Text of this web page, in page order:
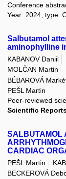
Conference
Year: 2024, type:
Salbutamol
aminophylline
KABANOV Daniil
MOLČAN Martin
BÉBAROVÁ
PEŠL Martin
Peer-reviewed
Scientific
SALBUTAMOL
CARDIAC
PEŠL Martin
BECKEROVÁ